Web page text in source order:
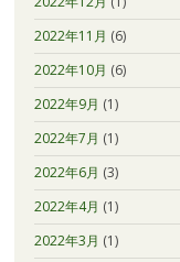
2022年11月 (6)
2022年10月 (6)
2022年9月 (1)
2022年7月 (1)
2022年6月 (3)
2022年4月 (1)
2022年3月 (1)